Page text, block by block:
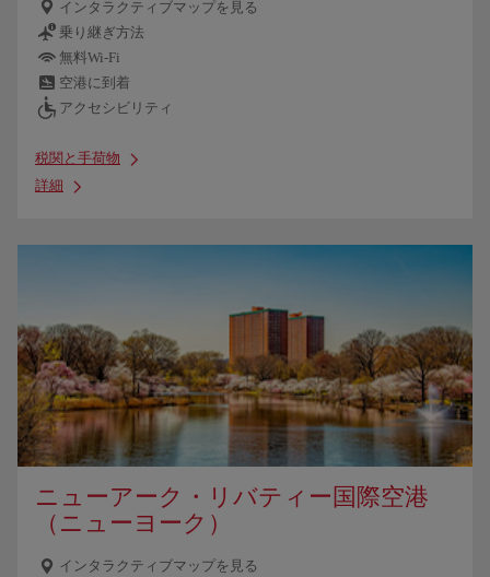
インタラクティブマップを見る
乗り継ぎ方法
無料Wi-Fi
空港に到着
アクセシビリティ
税関と手荷物
詳細
ニューアーク・リバティー国際空港
（ニューヨーク）
インタラクティブマップを見る